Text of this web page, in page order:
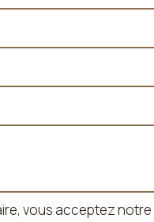
vous acceptez notre